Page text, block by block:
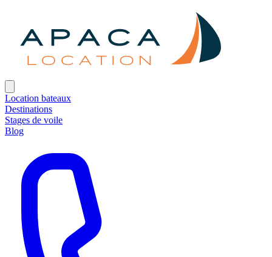
Location bateaux
Destinations
Stages de voile
Blog